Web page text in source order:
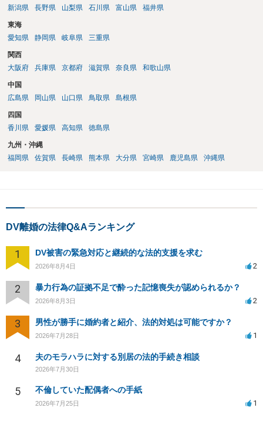
新潟県
長野県 山梨県 石川県 富山県 福井県
東海
愛知県
静岡県 岐阜県 三重県
関西
大阪府
兵庫県 京都府 滋賀県 奈良県 和歌山県
中国
広島県
岡山県 山口県 鳥取県 島根県
四国
香川県
愛媛県 高知県 徳島県
九州・沖縄
福岡県
佐賀県 長崎県 熊本県 大分県 宮崎県 鹿児島県 沖縄県
DV離婚の法律Q&Aランキング
1 DV被害の緊急対応と継続的な法的支援を求む
2026年8月4日 2
2 暴力行為の証拠不足で酔った記憶喪失が認められるか？
2026年8月3日 2
3 男性が勝手に婚約者と紹介、法的対処は可能ですか？
2026年7月28日 1
4 夫のモラハラに対する別居の法的手続き相談
2026年7月30日
5 不倫していた配偶者への手紙
2026年7月25日 1